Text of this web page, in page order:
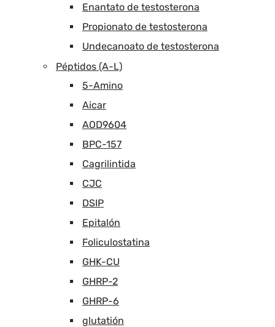
Enantato de testosterona
Propionato de testosterona
Undecanoato de testosterona
Péptidos (A-L)
5-Amino
Aicar
AOD9604
BPC-157
Cagrilintida
CJC
DSIP
Epitalón
Foliculostatina
GHK-CU
GHRP-2
GHRP-6
glutatión